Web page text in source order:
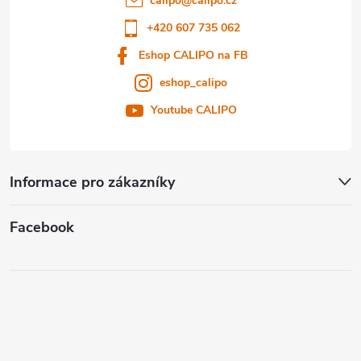
Informace pro zákazníky
+420 607 735 062
Eshop CALIPO na FB
eshop_calipo
Youtube CALIPO
Facebook